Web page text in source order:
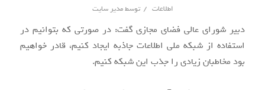
اطلاعات / توسطمدیر سایت
دبیر شورای عالی فضای مجازی گفت: در صورتی که بتوانیم در
استفاده از شبکه ملی اطلاعات جاذبه ایجاد کنیم، قادر خواهیم
بود مخاطبان زیادی را جذب این شبکه کنیم.